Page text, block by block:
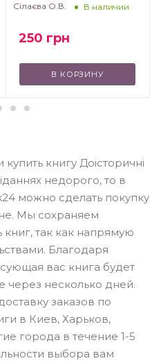
Сілаєва О.В.
В наличии
250 грн
В КОРЗИНУ
книгу Доісторичні
недорого, то в
можно сделать покупку
Мы сохраняем
так как напрямую
Благодаря
вас книга будет
через несколько дней.
заказов по
в Киев, Харьков,
города в течение 1-5
выбора вам